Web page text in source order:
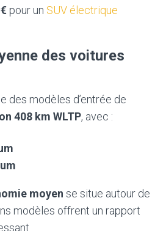
pour un SUV électrique
des voitures
des modèles d’entrée de
408 km WLTP, avec :
moyen se situe autour de
modèles offrent un rapport